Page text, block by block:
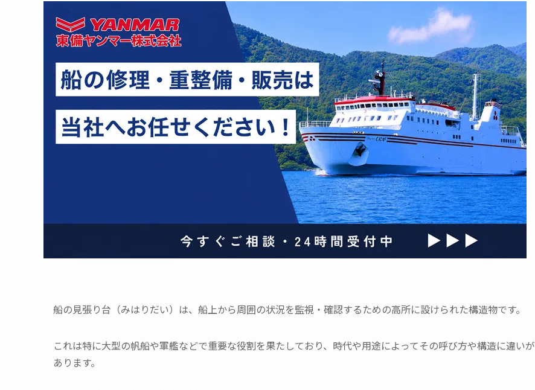
船の見張り台（みはりだい）は、船上から周囲の状況を監視・確認するための高所に設けられた構造物です。
これは特に大型の帆船や軍艦などで重要な役割を果たしており、時代や用途によってその呼び方や構造に違いが
あります。